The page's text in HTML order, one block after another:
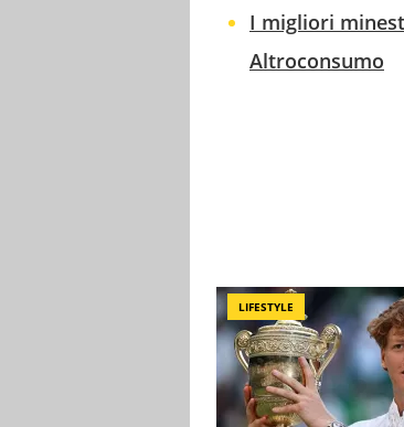
I migliori
Altroconsumo
LIFESTYLE